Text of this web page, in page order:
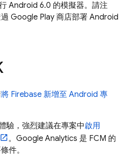
Android 6.0 的模擬器。請注
Google Play 商店部署 Android
將 Firebase 新增至 Android 專
驗，強烈建議在專案中啟用
。 Google Analytics 是 FCM 的
件。